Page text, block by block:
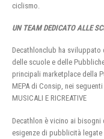
ciclismo.
UN TEAM DEDICATO ALLE
Decathlonclub ha sviluppato
delle scuole e delle
principali marketplace della
MEPA di Consip, nei seguenti
MUSICALI E RICREATIVE
Decathlon è vicino ai
esigenze di pubblicità legate